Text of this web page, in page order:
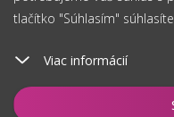
tlačítko "Súhlasím"
Viac informácií
Vložiť